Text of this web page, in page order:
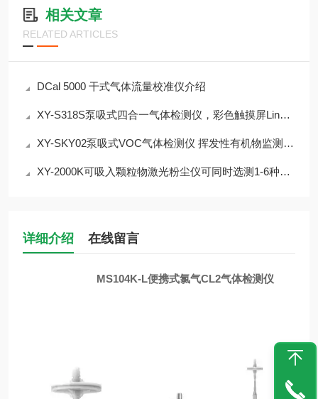
相关文章
RELATED ARTICLES
DCal 5000 干式气体流量校准仪介绍
XY-S318S泵吸式四合一气体检测仪，彩色触摸屏Linux系统，支持北斗GPRS定位
XY-SKY02泵吸式VOC气体检测仪 挥发性有机物监测介绍
XY-2000K可吸入颗粒物激光粉尘仪可同时选测1-6种气体
详细介绍 在线留言
MS104K-L便携式氯气CL2气体检测仪